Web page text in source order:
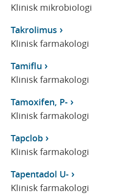
Klinisk mikrobiologi
Takrolimus
Klinisk farmakologi
Tamiflu
Klinisk farmakologi
Tamoxifen, P-
Klinisk farmakologi
Tapclob
Klinisk farmakologi
Tapentadol U-
Klinisk farmakologi